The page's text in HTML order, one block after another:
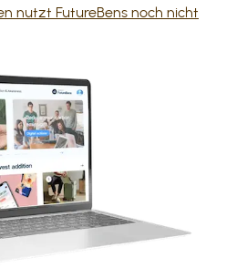
nutzt FutureBens noch nicht